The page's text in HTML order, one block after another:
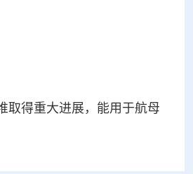
取得重大进展，能用于航母